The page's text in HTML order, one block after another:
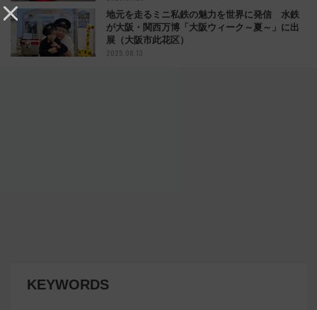
地元を走るミニ私鉄の魅力を世界に発信 水鉄
が大阪・関西万博「大阪ウィーク～夏～」に出
展（大阪市此花区）
2025.08.13
KEYWORDS